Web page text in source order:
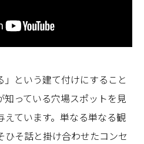
」という建て付けにすること
っている穴場スポットを見
ています。単なる単なる観
そ話と掛け合わせたコンセ